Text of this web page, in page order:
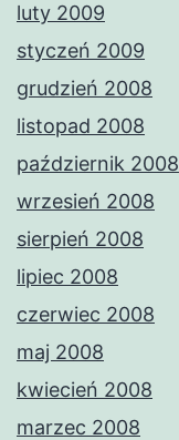
luty 2009
styczeń 2009
grudzień 2008
listopad 2008
październik 2008
wrzesień 2008
sierpień 2008
lipiec 2008
czerwiec 2008
maj 2008
kwiecień 2008
marzec 2008